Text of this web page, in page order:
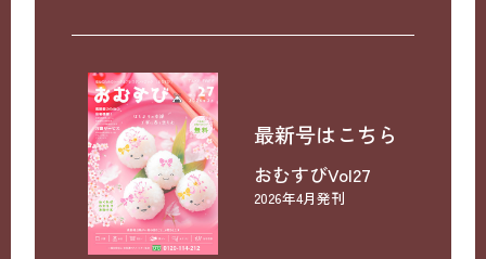
最新号はこちら
おむすびVol27
2026年4月発刊